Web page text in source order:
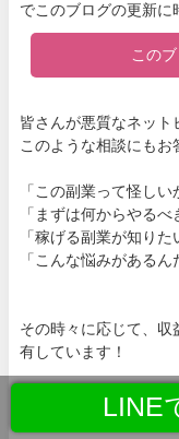
でこのブログの更新に
この
皆さんが悪質なネット
このような相談にもお
「この副業って怪しい
「まずは何からやるべ
「稼げる副業が知りた
「こんな悩みがあるん
その時々に応じて、収
有しています！
私と繋がっておけば
く、確実に収入アッ
LINE